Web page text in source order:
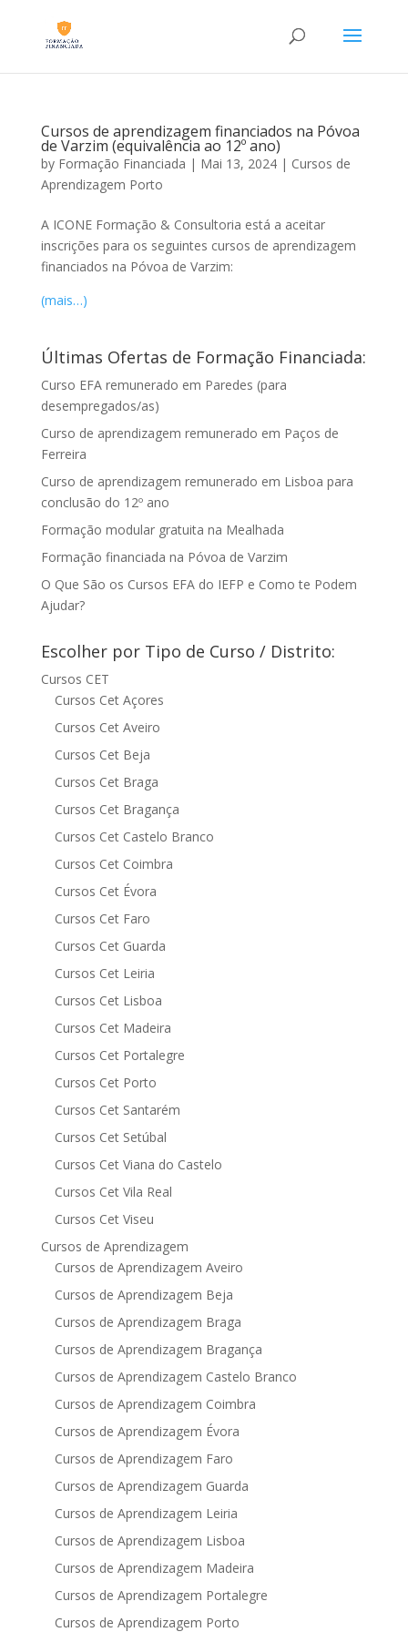
Cursos de aprendizagem financiados na Póvoa
de Varzim (equivalência ao 12º ano)
by Formação Financiada | Mai 13, 2024| Cursos de
Aprendizagem Porto
A ICONE Formação & Consultoria está a aceitar
inscrições para os seguintes cursos de aprendizagem
financiados na Póvoa de Varzim:
(mais…)
Últimas Ofertas de Formação Financiada:
Curso EFA remunerado em Paredes (para
desempregados/as)
Curso de aprendizagem remunerado em Paços de
Ferreira
Curso de aprendizagem remunerado em Lisboa para
conclusão do 12º ano
Formação modular gratuita na Mealhada
Formação financiada na Póvoa de Varzim
O Que São os Cursos EFA do IEFP e Como te Podem
Ajudar?
Escolher por Tipo de Curso / Distrito:
Cursos CET
Cursos Cet Açores
Cursos Cet Aveiro
Cursos Cet Beja
Cursos Cet Braga
Cursos Cet Bragança
Cursos Cet Castelo Branco
Cursos Cet Coimbra
Cursos Cet Évora
Cursos Cet Faro
Cursos Cet Guarda
Cursos Cet Leiria
Cursos Cet Lisboa
Cursos Cet Madeira
Cursos Cet Portalegre
Cursos Cet Porto
Cursos Cet Santarém
Cursos Cet Setúbal
Cursos Cet Viana do Castelo
Cursos Cet Vila Real
Cursos Cet Viseu
Cursos de Aprendizagem
Cursos de Aprendizagem Aveiro
Cursos de Aprendizagem Beja
Cursos de Aprendizagem Braga
Cursos de Aprendizagem Bragança
Cursos de Aprendizagem Castelo Branco
Cursos de Aprendizagem Coimbra
Cursos de Aprendizagem Évora
Cursos de Aprendizagem Faro
Cursos de Aprendizagem Guarda
Cursos de Aprendizagem Leiria
Cursos de Aprendizagem Lisboa
Cursos de Aprendizagem Madeira
Cursos de Aprendizagem Portalegre
Cursos de Aprendizagem Porto